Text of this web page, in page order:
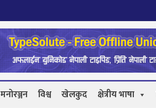
मनोरञ्जन विश्व खेलकुद क्षेत्रीय भाषा